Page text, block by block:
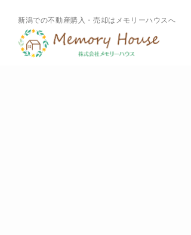
新潟での不動産購入・売却はメモリーハウスへ